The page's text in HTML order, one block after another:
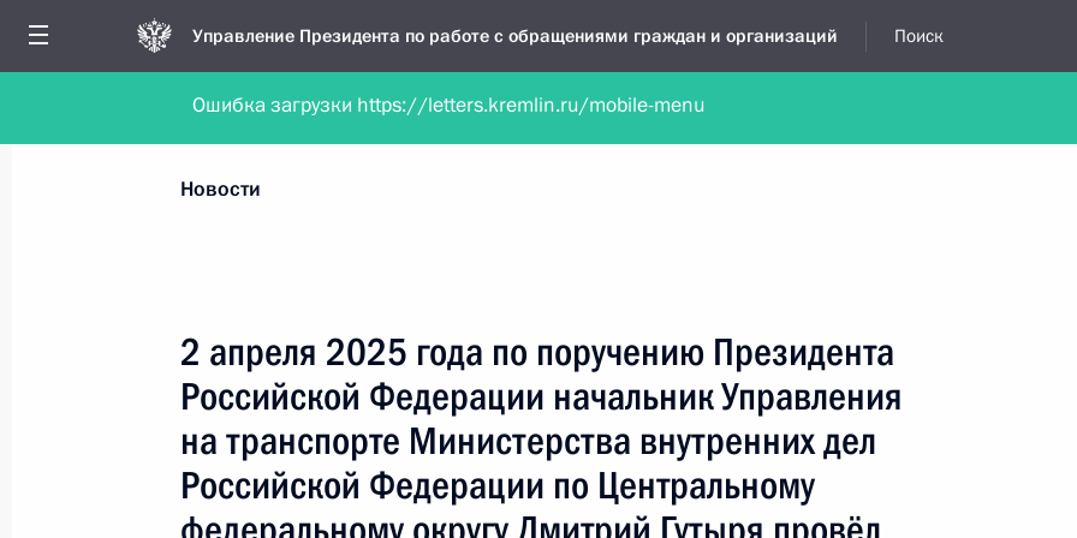
Управление Президента по работе с обращениями граждан и организаций Поиск
Обратиться в форме электронного документа Обратиться в устной форме
Все новости
Все руководители, регионы, города и темы
Новости
2 апреля 2025 года по поручению Президента
Российской Федерации начальник Управления
на транспорте Министерства внутренних дел
Российской Федерации по Центральному
Ошибка загрузки https://letters.kremlin.ru/mobile-menu